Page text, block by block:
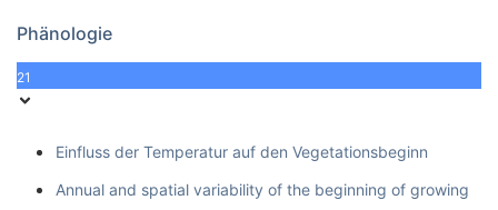
Phänologie
21
Einfluss der Temperatur auf den Vegetationsbeginn
Annual and spatial variability of the beginning of growing